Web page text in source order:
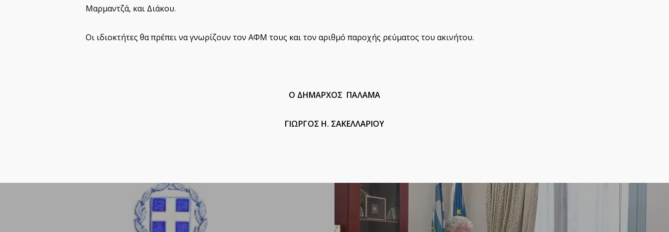
Μαρμαντζά, και Διάκου.
Οι ιδιοκτήτες θα πρέπει να γνωρίζουν τον ΑΦΜ τους και τον αριθμό παροχής ρεύματος του ακινήτου.
Ο ΔΗΜΑΡΧΟΣ ΠΑΛΑΜΑ
ΓΙΩΡΓΟΣ Η. ΣΑΚΕΛΛΑΡΙΟΥ